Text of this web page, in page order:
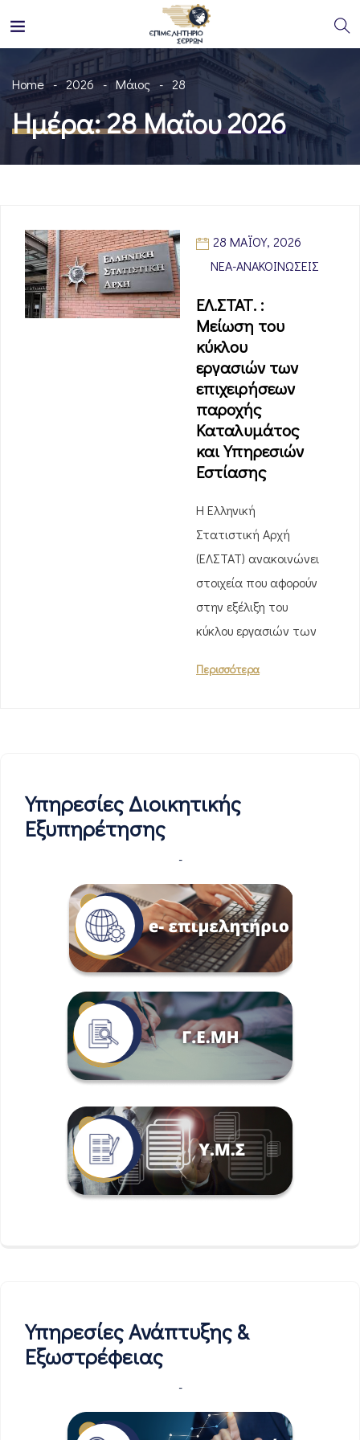
Home 2026 Μάιος 28
Ημέρα:28 Μαΐου 2026
28 ΜΑΪ́ΟΥ, 2026
ΝΈΑ-ΑΝΑΚΟΙΝΏΣΕΙΣ
ΕΛ.ΣΤΑΤ. :
Μείωση του
κύκλου
εργασιών των
επιχειρήσεων
παροχής
Καταλυμάτος
και Υπηρεσιών
Εστίασης
Η Ελληνική
Στατιστική Αρχή
(ΕΛΣΤΑΤ) ανακοινώνει
στοιχεία που αφορούν
στην εξέλιξη του
κύκλου εργασιών των
Περισσότερα
Υπηρεσίες Διοικητικής
Εξυπηρέτησης
-
Υπηρεσίες Ανάπτυξης &
Εξωστρέφειας
-